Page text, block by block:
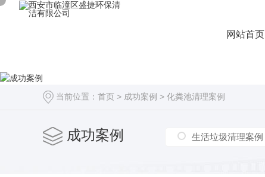
网站首页
当前位置： 首页 > 成功案例 > 化粪池清理案例
成功案例 生活垃圾清理案例